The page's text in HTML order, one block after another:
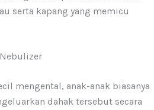
serta kapang yang memicu
mengental, anak-anak biasanya
dahak tersebut secara